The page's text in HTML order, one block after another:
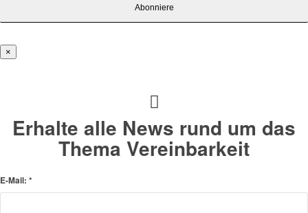
×
Erhalte alle News rund um das
Thema Vereinbarkeit
E-Mail: *